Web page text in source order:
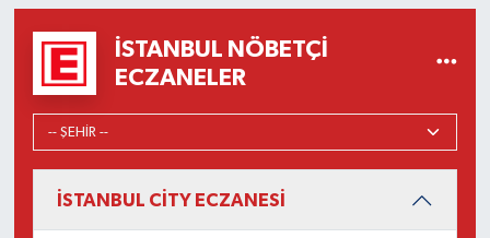
İSTANBUL NÖBETÇI
ECZANELER
İSTANBUL CİTY ECZANESİ